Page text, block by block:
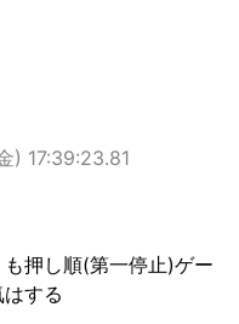
) 17:39:23.81
押し順(第一停止)ゲー
する